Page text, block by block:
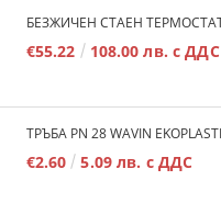
€55.22 108.00 лв. с ДДС
€2.60 5.09 лв. с ДДС